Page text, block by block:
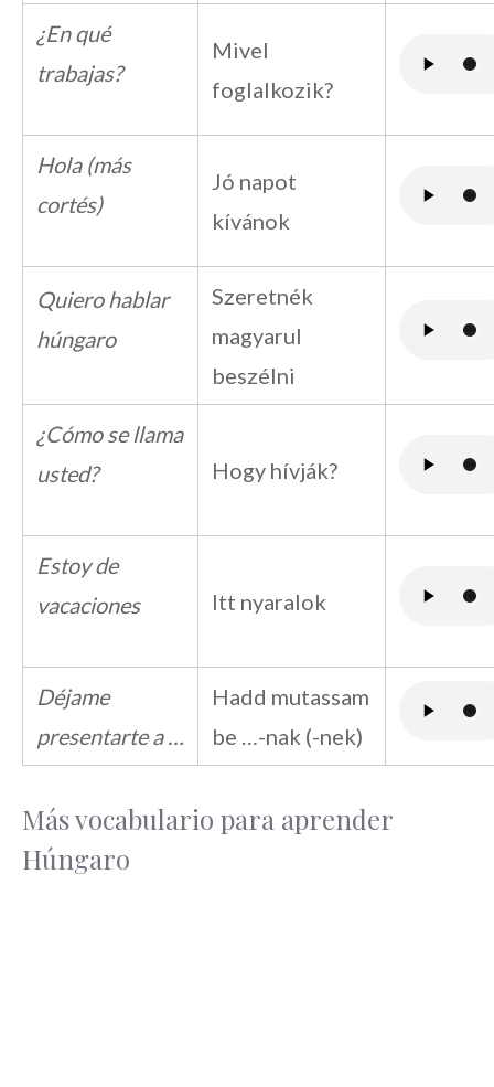
¿En qué
trabajas?
Mivel
foglalkozik?
Hola (más
cortés)
Jó napot
kívánok
Quiero hablar
húngaro
Szeretnék
magyarul
beszélni
¿Cómo se llama
usted?
Hogy hívják?
Estoy de
vacaciones
Itt nyaralok
Déjame
presentarte a …
Hadd mutassam
be …-nak (-nek)
Más vocabulario para aprender
Húngaro